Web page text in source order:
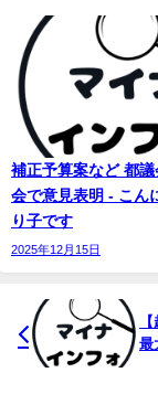
補正予算案など 都議
会で意見表明 - こん
り子です
2025年12月15日
最